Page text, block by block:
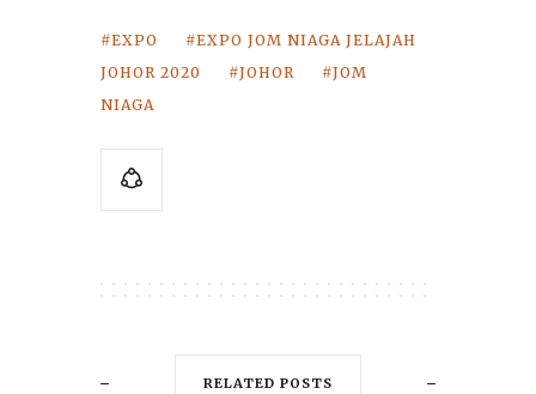
EXPO
EXPO JOM NIAGA JELAJAH
JOHOR 2020
JOHOR
JOM
NIAGA
RELATED POSTS